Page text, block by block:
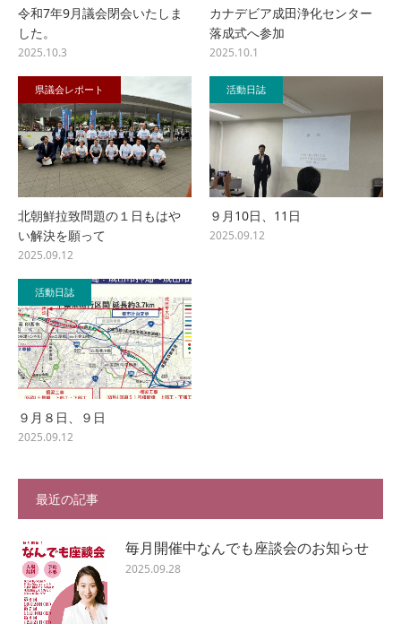
令和7年9月議会閉会いたしま
した。
2025.10.3
カナデビア成田浄化センター
落成式へ参加
2025.10.1
県議会レポート
北朝鮮拉致問題の１日もはや
い解決を願って
2025.09.12
活動日誌
９月10日、11日
2025.09.12
活動日誌
９月８日、９日
2025.09.12
最近の記事
毎月開催中なんでも座談会のお知らせ
2025.09.28